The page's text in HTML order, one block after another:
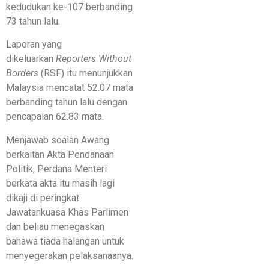
kedudukan ke-107 berbanding
73 tahun lalu.
Laporan yang
dikeluarkan Reporters Without
Borders (RSF) itu menunjukkan
Malaysia mencatat 52.07 mata
berbanding tahun lalu dengan
pencapaian 62.83 mata.
Menjawab soalan Awang
berkaitan Akta Pendanaan
Politik, Perdana Menteri
berkata akta itu masih lagi
dikaji di peringkat
Jawatankuasa Khas Parlimen
dan beliau menegaskan
bahawa tiada halangan untuk
menyegerakan pelaksanaanya.